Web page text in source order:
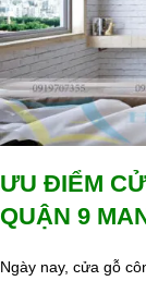
ƯU ĐIỂM
QUẬN 9
Ngày nay, cửa gỗ